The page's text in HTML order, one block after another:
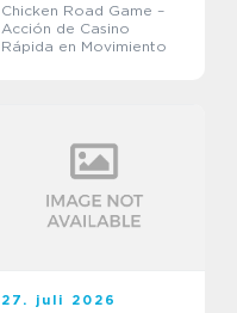
Chicken Road Game –
Acción de Casino
Rápida en Movimiento
27. juli 2026